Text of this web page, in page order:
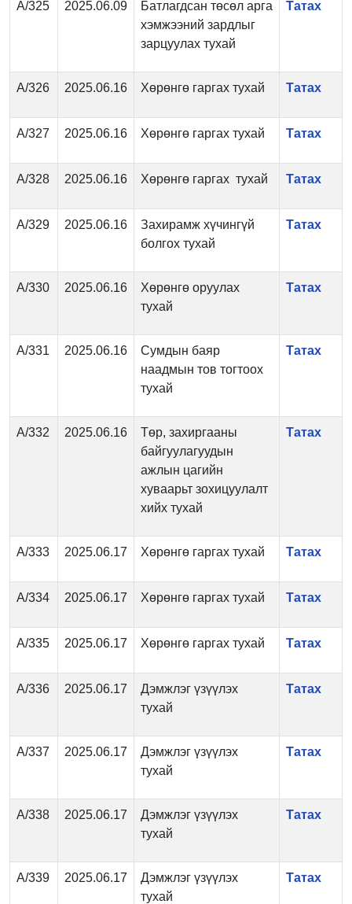
А/325 2025.06.09
Батлагдсан төсөл арга
хэмжээний зардлыг
зарцуулах тухай
Татах
А/326 2025.06.16 Хөрөнгө гаргах тухай Татах
А/327 2025.06.16 Хөрөнгө гаргах тухай Татах
А/328 2025.06.16 Хөрөнгө гаргах тухай Татах
А/329 2025.06.16
Захирамж хүчингүй
болгох тухай
Татах
А/330 2025.06.16
Хөрөнгө оруулах
тухай
Татах
А/331 2025.06.16
Сумдын баяр
наадмын тов тогтоох
тухай
Татах
А/332 2025.06.16
Төр, захиргааны
байгуулагуудын
ажлын цагийн
хуваарьт зохицуулалт
хийх тухай
Татах
А/333 2025.06.17 Хөрөнгө гаргах тухай Татах
А/334 2025.06.17 Хөрөнгө гаргах тухай Татах
А/335 2025.06.17 Хөрөнгө гаргах тухай Татах
А/336 2025.06.17
Дэмжлэг үзүүлэх
тухай
Татах
А/337 2025.06.17
Дэмжлэг үзүүлэх
тухай
Татах
А/338 2025.06.17
Дэмжлэг үзүүлэх
тухай
Татах
А/339 2025.06.17
Дэмжлэг үзүүлэх
тухай
Татах